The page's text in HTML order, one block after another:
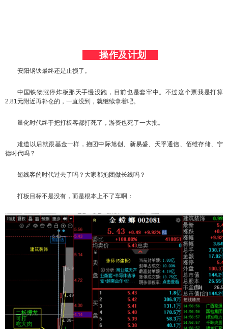
操作及计划
安阳钢铁最终还是止损了。
中国铁物涨停炸板那天手慢没跑，目前也是套牢中。不过这个票我是打算
2.81元附近再补仓的，一直没到，就继续拿着吧。
量化时代终于把打板客都打死了，游资也死了一大批。
难道以后就跟基金一样，抱团中际旭创、新易盛、天孚通信、佰维存储、宁
德时代吗？
短线客的时代过去了吗？大家都抱团做长线吗？
打板目标不是没有，而是根本上不了车啊：